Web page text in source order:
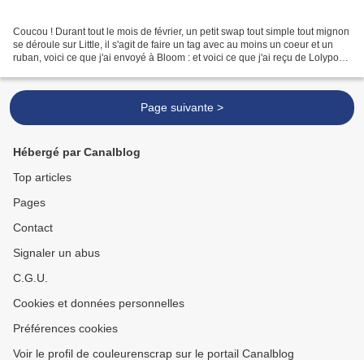
Coucou ! Durant tout le mois de février, un petit swap tout simple tout mignon
se déroule sur Little, il s'agit de faire un tag avec au moins un coeur et un
ruban, voici ce que j'ai envoyé à Bloom : et voici ce que j'ai reçu de Lolypop :
Page suivante >
Hébergé par Canalblog
Top articles
Pages
Contact
Signaler un abus
C.G.U.
Cookies et données personnelles
Préférences cookies
Voir le profil de couleurenscrap sur le portail Canalblog